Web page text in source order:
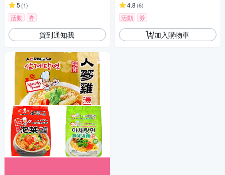
5 (1)
活動 券
貨到通知我
4.8 (6)
活動 券
加入購物車